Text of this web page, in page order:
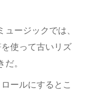
ージックでは、
使って古いリズ
。
ールにするとこ